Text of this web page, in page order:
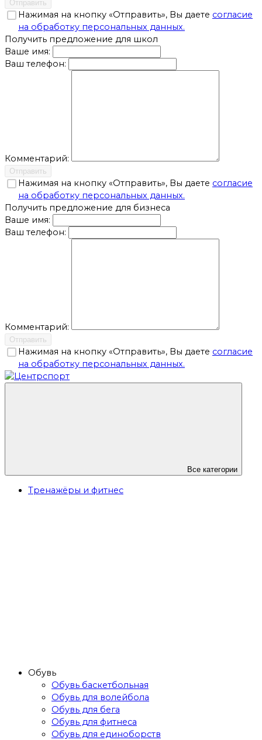
Отправить
Нажимая на кнопку «Отправить», Вы даете согласие
на обработку персональных данных.
Получить предложение для школ
Ваше имя:
Ваш телефон:
Комментарий:
Отправить
Нажимая на кнопку «Отправить», Вы даете согласие
на обработку персональных данных.
Получить предложение для бизнеса
Ваше имя:
Ваш телефон:
Комментарий:
Отправить
Нажимая на кнопку «Отправить», Вы даете согласие
на обработку персональных данных.
Все категории
Тренажёры и фитнес
Обувь
Обувь баскетбольная
Обувь для волейбола
Обувь для бега
Обувь для фитнеса
Обувь для единоборств